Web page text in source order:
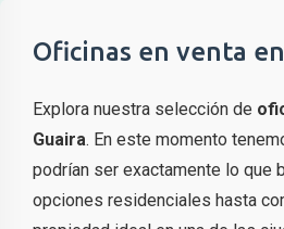
Oficinas en venta
Explora nuestra selección de
Guaira. En este momento
podrían ser exactamente lo que
opciones residenciales hasta